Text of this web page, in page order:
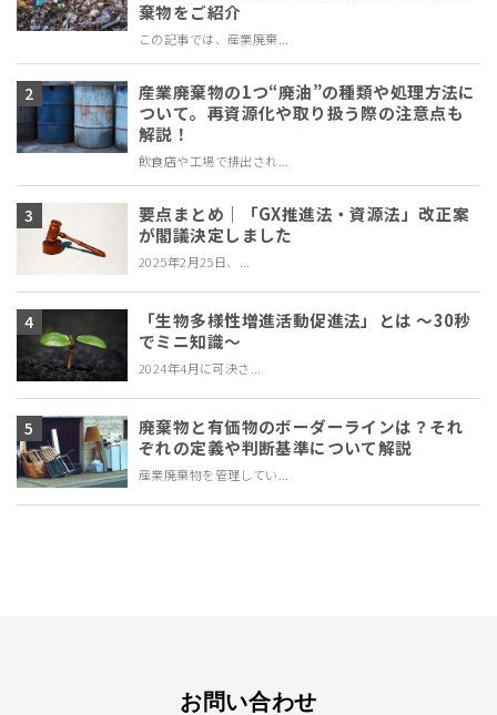
棄物をご紹介
この記事では、産業廃棄...
産業廃棄物の1つ“廃油”の種類や処理方法に
ついて。再資源化や取り扱う際の注意点も
解説！
飲食店や工場で排出され...
要点まとめ｜「GX推進法・資源法」改正案
が閣議決定しました
2025年2月25日、...
「生物多様性増進活動促進法」とは ～30秒
でミニ知識～
2024年4月に可決さ...
廃棄物と有価物のボーダーラインは？それ
ぞれの定義や判断基準について解説
産業廃棄物を管理してい...
お問い合わせ